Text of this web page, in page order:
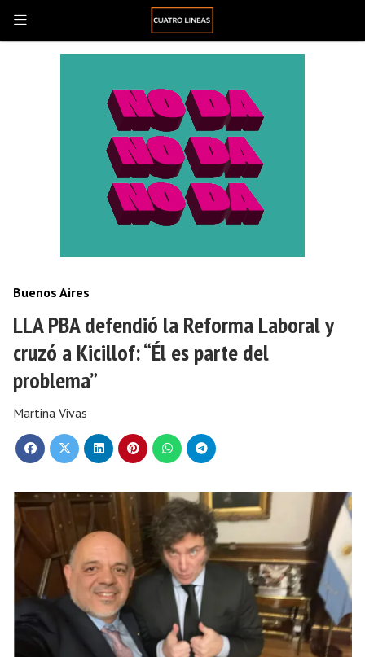
LLA PBA defendió la Reforma Laboral y
cruzó a Kicillof: “Él es parte del
problema”
Buenos Aires
Martina Vivas